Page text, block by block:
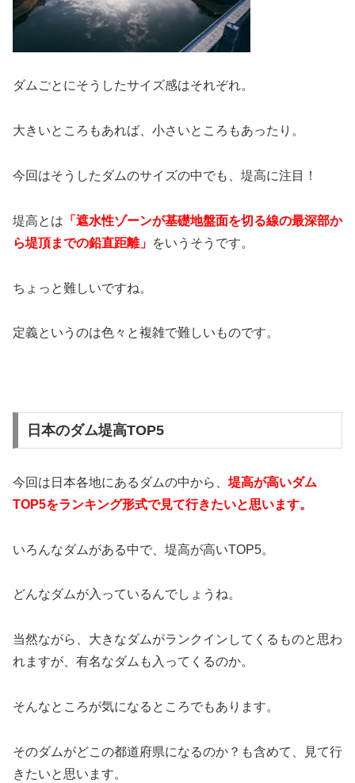
ダムごとにそうしたサイズ感はそれぞれ。
大きいところもあれば、小さいところもあったり。
今回はそうしたダムのサイズの中でも、堤高に注目！
堤高とは 「遮水性ゾーンが基礎地盤面を切る線の最深部か
ら堤頂までの鉛直距離」 をいうそうです。
ちょっと難しいですね。
定義というのは色々と複雑で難しいものです。
日本のダム堤高TOP5
今回は日本各地にあるダムの中から、 堤高が高いダム
TOP5をランキング形式で見て行きたいと思います。
いろんなダムがある中で、堤高が高いTOP5。
どんなダムが入っているんでしょうね。
当然ながら、大きなダムがランクインしてくるものと思わ
れますが、有名なダムも入ってくるのか。
そんなところが気になるところでもあります。
そのダムがどこの都道府県になるのか？も含めて、見て行
きたいと思います。